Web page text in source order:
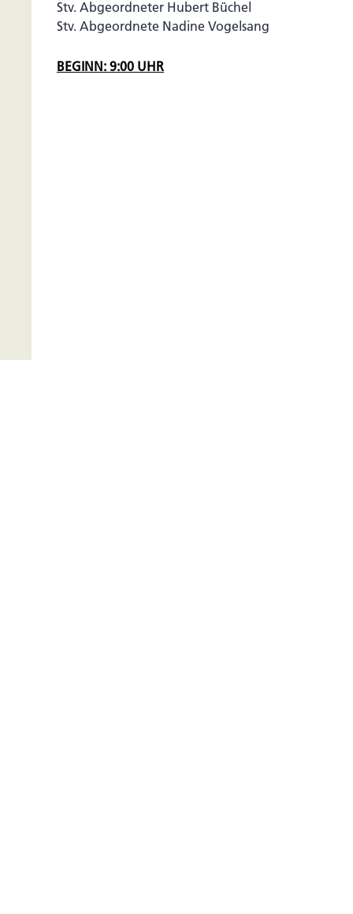
Stv. Abgeordneter Hubert Büchel
Stv. Abgeordnete Nadine Vogelsang
BEGINN: 9:00 UHR